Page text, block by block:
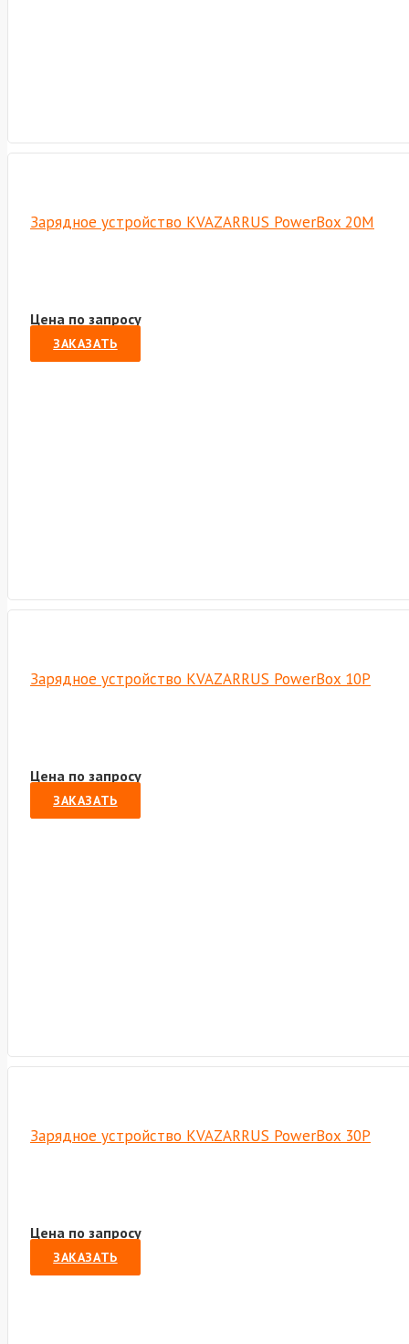
Зарядное устройство KVAZARRUS PowerBox 20M
Цена по запросу
ЗАКАЗАТЬ
Зарядное устройство KVAZARRUS PowerBox 10P
Цена по запросу
ЗАКАЗАТЬ
Зарядное устройство KVAZARRUS PowerBox 30P
Цена по запросу
ЗАКАЗАТЬ